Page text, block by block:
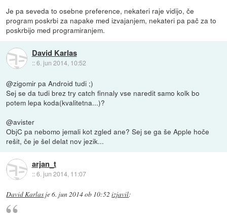
Je pa seveda to osebne preference, nekateri raje vidijo, če
program poskrbi za napake med izvajanjem, nekateri pa pač za to
poskrbijo med programiranjem.
David Karlas
::6. jun 2014, 10:52
@zigomir pa Android tudi ;)
Sej se da tudi brez try catch finnaly vse naredit samo kolk bo
potem lepa koda(kvalitetna...)?
@avister
ObjC pa nebomo jemali kot zgled ane? Sej se ga še Apple hoče
rešit, če je šel delat nov jezik...
arjan_t
::6. jun 2014, 11:07
David Karlas je6. jun 2014 ob 10:52 izjavil: